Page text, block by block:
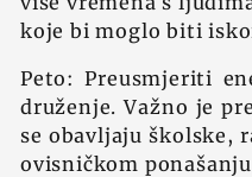
koje bi moglo biti
Peto: Preusmjeriti
druženje. Važno je
se obavljaju školske,
ovisničkom